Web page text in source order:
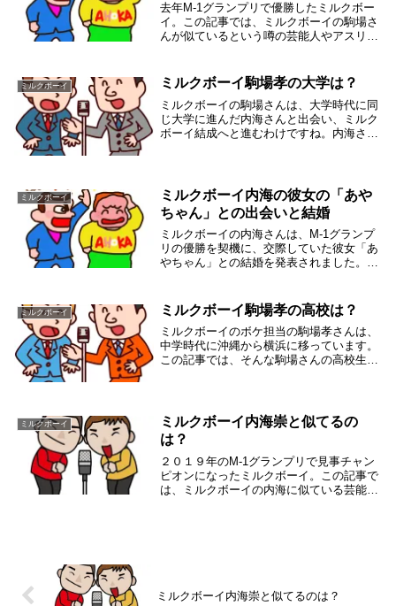
去年M-1グランプリで優勝したミルクボー
イ。この記事では、ミルクボーイの駒場さ
んが似ているという噂の芸能人やアスリー
観もかなり影響するとは思いますが、その
辺を考慮い...
ミルクボーイ ミルクボーイ駒場孝の大学は？
ミルクボーイの駒場さんは、大学時代に同
じ大学に進んだ内海さんと出会い、ミルク
ボーイ結成へと進むわけですね。内海さん
です。そして...
ミルクボーイ
ミルクボーイ内海の彼女の「あや
ちゃん」との出会いと結婚
ミルクボーイの内海さんは、M-1グランプ
リの優勝を契機に、交際していた彼女「あ
やちゃん」との結婚を発表されました。そ
みました。ミルクボーイの内海さんの彼女
との出会い...
ミルクボーイ ミルクボーイ駒場孝の高校は？
ミルクボーイのボケ担当の駒場孝さんは、
中学時代に沖縄から横浜に移っています。
この記事では、そんな駒場さんの高校生時
ただ、ミルク...
ミルクボーイ
ミルクボーイ内海崇と似てるの
は？
２０１９年のM-1グランプリで見事チャン
ピオンになったミルクボーイ。この記事で
は、ミルクボーイの内海に似ている芸能人
ミルクボーイ内海崇と似てるのは？